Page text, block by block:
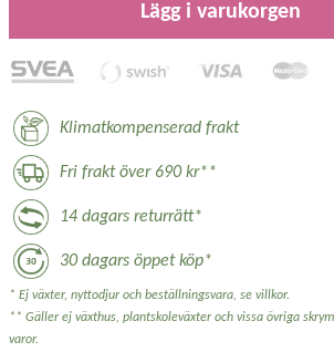
Lägg i varukorgen
Klimatkompenserad frakt
Fri frakt över 690 kr**
14 dagars returrätt*
30 dagars öppet köp*
* Ej växter, nyttodjur och beställningsvara, se villkor.
** Gäller ej växthus, plantskoleväxter och vissa övriga
varor.